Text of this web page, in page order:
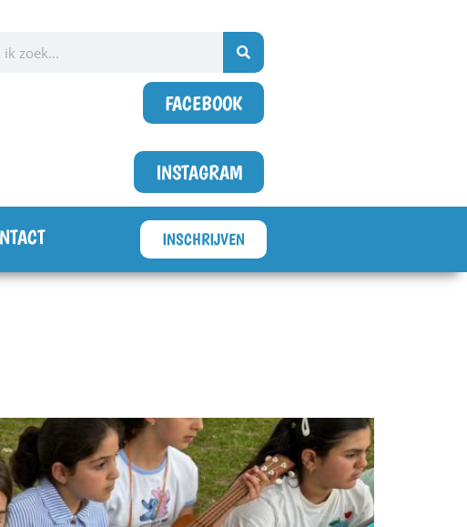
FACEBOOK
INSTAGRAM
INSCHRIJVEN